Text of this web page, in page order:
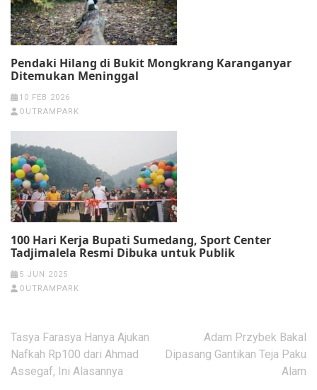
Pendaki Hilang di Bukit Mongkrang Karanganyar
Ditemukan Meninggal
10 FEB 2026
OUTRAMPARK
100 Hari Kerja Bupati Sumedang, Sport Center
Tadjimalela Resmi Dibuka untuk Publik
5 JUN 2025
OUTRAMPARK
Post
navigation
Tasya Farasya Hanya Ajukan
Nafkah Rp100 dari Ahmad
Assegaf, Ini Alasannya
Adam Przybek Bakal
Dipasang Gantikan Teja Paku
Alam